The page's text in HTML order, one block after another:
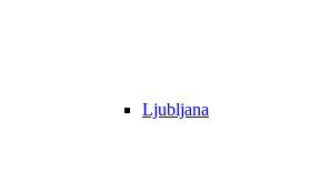
Ljubljana